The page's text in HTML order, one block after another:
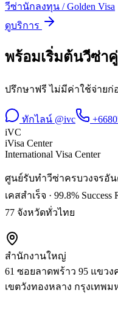
วีซ่านักลงทุน / Golden Visa
ดูบริการ
พร้อมเริ่มต้นวีซ่า
ปรึกษาฟรี ไม่มีค่าใช้จ่าย
ทักไลน์ @ivc
iVC
iVisa Center
International Visa Center
ศูนย์รับทำวีซ่าครบวงจรอัน
เคสสำเร็จ · 99.8%
77 จังหวัดทั่วไทย
สำนักงานใหญ่
61 ซอยลาดพร้าว 95 แขว
เขตวังทองหลาง กรุงเทพม